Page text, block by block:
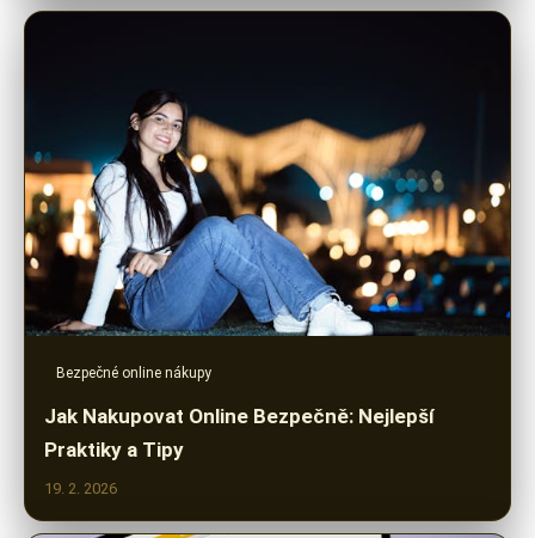
Bezpečné online nákupy
Jak Nakupovat Online Bezpečně: Nejlepší
Praktiky a Tipy
19. 2. 2026